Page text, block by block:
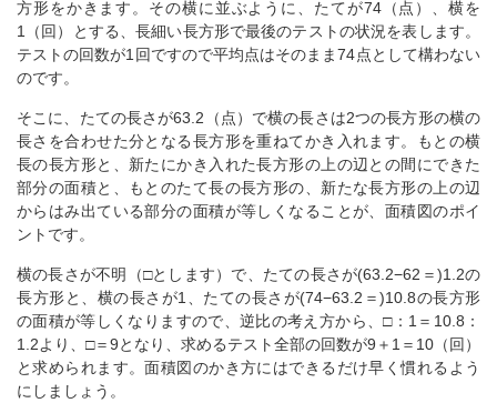
方形をかきます。その横に並ぶように、たてが74（点）、横を
1（回）とする、長細い長方形で最後のテストの状況を表します。
テストの回数が1回ですので平均点はそのまま74点として構わない
のです。
そこに、たての長さが63.2（点）で横の長さは2つの長方形の横の
長さを合わせた分となる長方形を重ねてかき入れます。もとの横
長の長方形と、新たにかき入れた長方形の上の辺との間にできた
部分の面積と、もとのたて長の長方形の、新たな長方形の上の辺
からはみ出ている部分の面積が等しくなることが、面積図のポイ
ントです。
横の長さが不明（□とします）で、たての長さが(63.2−62＝)1.2の
長方形と、横の長さが1、たての長さが(74−63.2＝)10.8の長方形
の面積が等しくなりますので、逆比の考え方から、□：1＝10.8：
1.2より、□＝9となり、求めるテスト全部の回数が9＋1＝10（回）
と求められます。面積図のかき方にはできるだけ早く慣れるよう
にしましょう。